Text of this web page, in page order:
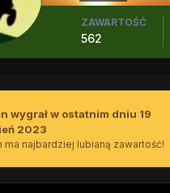
ZAWARTOŚĆ
562
wygrał w ostatnim dniu 19
2023
ma najbardziej lubianą zawartość!